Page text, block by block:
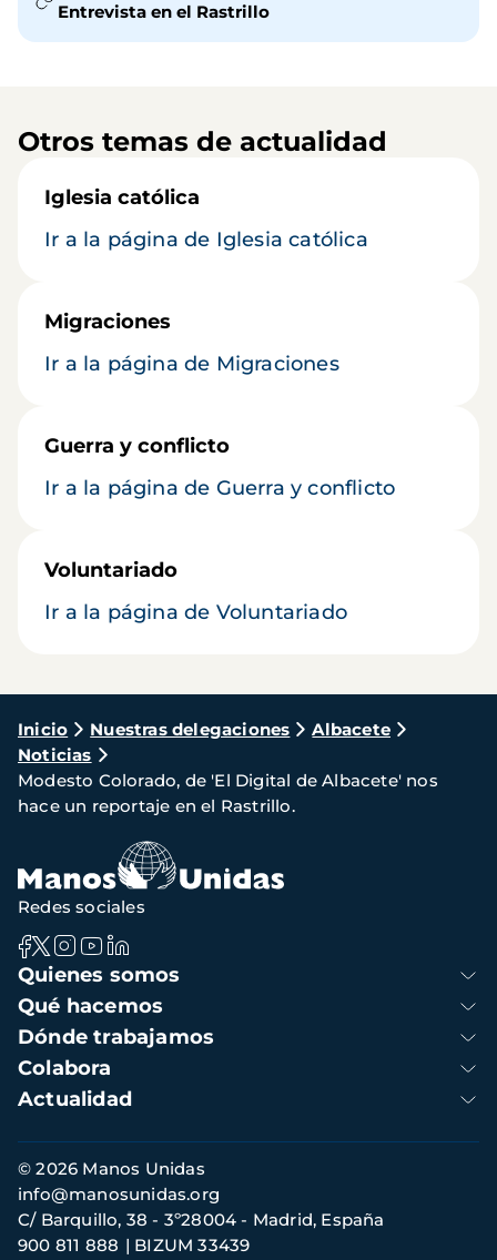
Entrevista en el Rastrillo
Otros temas de actualidad
Iglesia católica
Ir a la página de Iglesia católica
Migraciones
Ir a la página de Migraciones
Guerra y conflicto
Ir a la página de Guerra y conflicto
Voluntariado
Ir a la página de Voluntariado
Ruta
de
navegación
Inicio Nuestras delegaciones
Albacete
Noticias
Modesto Colorado, de 'El Digital de Albacete' nos
hace un reportaje en el Rastrillo.
Navegación
principal
Quienes somos
Qué hacemos
Dónde trabajamos
Colabora
Actualidad
Redes sociales
Información
de
contacto
© 2026 Manos Unidas
C/ Barquillo, 38 - 3º28004 - Madrid, España
900 811 888
BIZUM 33439
info@manosunidas.org